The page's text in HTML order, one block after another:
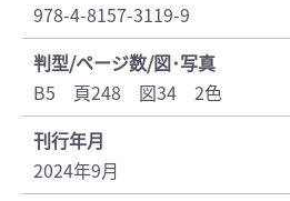
978-4-8157-3119-9
判型/ページ数/図･写真
B5 頁248 図34 2色
刊行年月
2024年9月